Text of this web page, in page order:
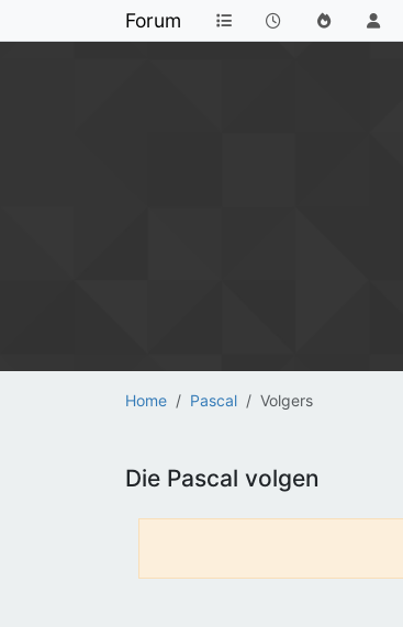
Forum
Home Pascal Volgers
Die Pascal volgen